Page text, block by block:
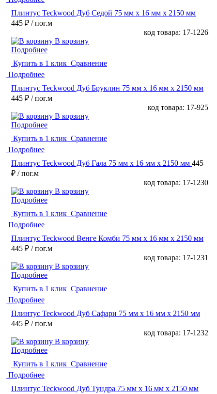
Плинтус Teckwood Дуб Седой 75 мм х 16 мм х 2150 мм
445 ₽ / пог.м
код товара: 17-1226
В корзину
Подробнее
Купить в 1 клик Сравнение
Подробнее
Плинтус Teckwood Дуб Бруклин 75 мм х 16 мм х 2150 мм
445 ₽ / пог.м
код товара: 17-925
В корзину
Подробнее
Купить в 1 клик Сравнение
Подробнее
Плинтус Teckwood Дуб Гала 75 мм х 16 мм х 2150 мм 445
₽ / пог.м
код товара: 17-1230
В корзину
Подробнее
Купить в 1 клик Сравнение
Подробнее
Плинтус Teckwood Венге Комби 75 мм х 16 мм х 2150 мм
445 ₽ / пог.м
код товара: 17-1231
В корзину
Подробнее
Купить в 1 клик Сравнение
Подробнее
Плинтус Teckwood Дуб Сафари 75 мм х 16 мм х 2150 мм
445 ₽ / пог.м
код товара: 17-1232
В корзину
Подробнее
Купить в 1 клик Сравнение
Подробнее
Плинтус Teckwood Дуб Тундра 75 мм х 16 мм х 2150 мм